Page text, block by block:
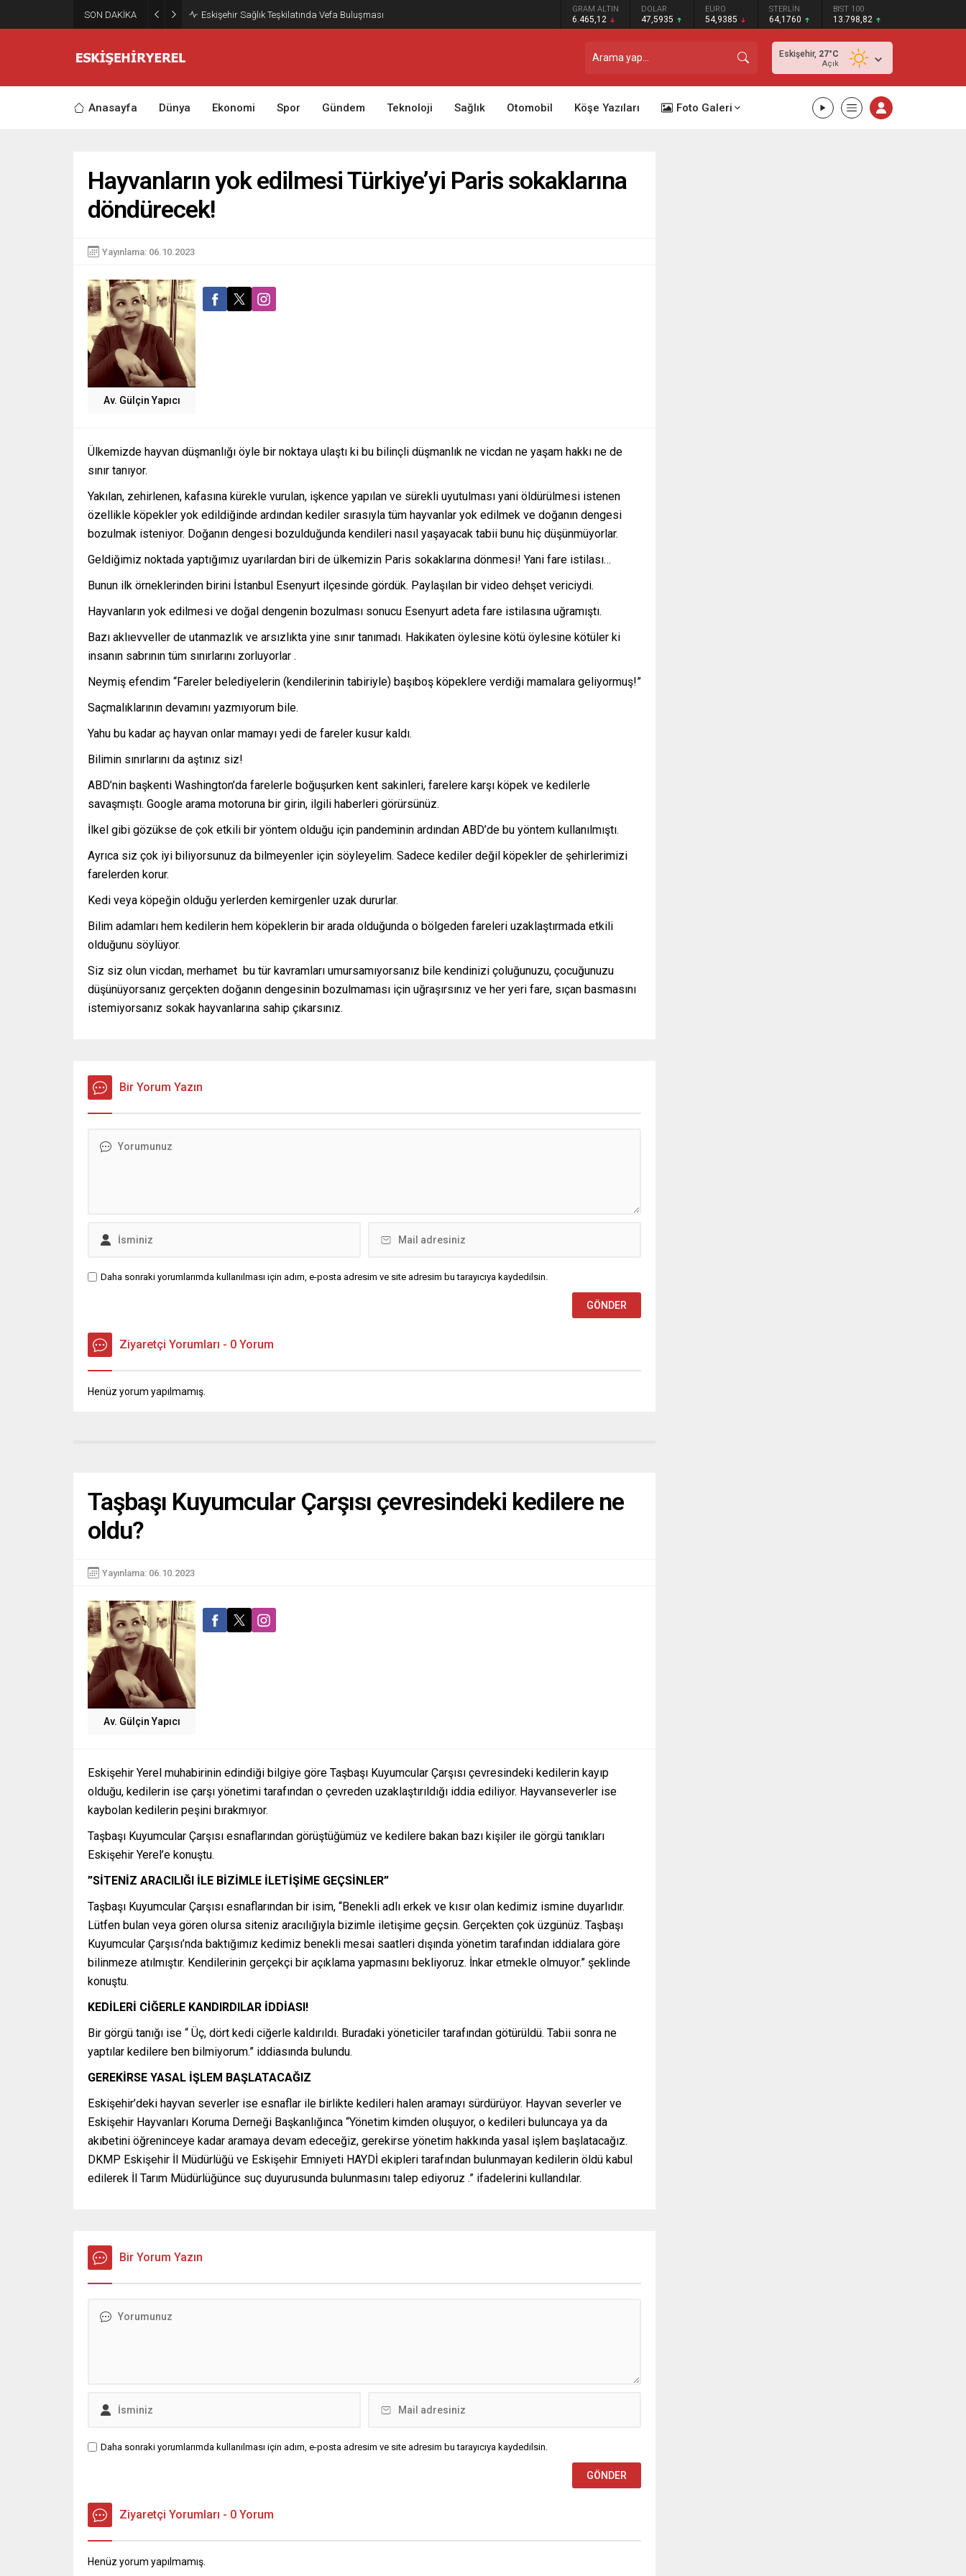
SON DAKİKA Eskişehir Sağlık Teşkilatında Vefa Buluşması GRAM ALTIN
6.465,12
DOLAR
47,5935
EURO
54,9385
STERLİN
64,1760
BIST 100
13.798,82
Eskişehir, 27°C
Açık
Anasayfa Dünya Ekonomi Spor Gündem Teknoloji Sağlık Otomobil Köşe Yazıları Foto Galeri
Hayvanların yok edilmesi Türkiye’yi Paris sokaklarına
döndürecek!
Yayınlama: 06.10.2023
Av. Gülçin Yapıcı
Ülkemizde hayvan düşmanlığı öyle bir noktaya ulaştı ki bu bilinçli düşmanlık ne vicdan ne yaşam hakkı ne de
sınır tanıyor.
Yakılan, zehirlenen, kafasına kürekle vurulan, işkence yapılan ve sürekli uyutulması yani öldürülmesi istenen
özellikle köpekler yok edildiğinde ardından kediler sırasıyla tüm hayvanlar yok edilmek ve doğanın dengesi
bozulmak isteniyor. Doğanın dengesi bozulduğunda kendileri nasıl yaşayacak tabii bunu hiç düşünmüyorlar.
Geldiğimiz noktada yaptığımız uyarılardan biri de ülkemizin Paris sokaklarına dönmesi! Yani fare istilası…
Bunun ilk örneklerinden birini İstanbul Esenyurt ilçesinde gördük. Paylaşılan bir video dehşet vericiydi.
Hayvanların yok edilmesi ve doğal dengenin bozulması sonucu Esenyurt adeta fare istilasına uğramıştı.
Bazı aklıevveller de utanmazlık ve arsızlıkta yine sınır tanımadı. Hakikaten öylesine kötü öylesine kötüler ki
insanın sabrının tüm sınırlarını zorluyorlar .
Neymiş efendim “Fareler belediyelerin (kendilerinin tabiriyle) başıboş köpeklere verdiği mamalara geliyormuş!”
Saçmalıklarının devamını yazmıyorum bile.
Yahu bu kadar aç hayvan onlar mamayı yedi de fareler kusur kaldı.
Bilimin sınırlarını da aştınız siz!
ABD’nin başkenti Washington’da farelerle boğuşurken kent sakinleri, farelere karşı köpek ve kedilerle
savaşmıştı. Google arama motoruna bir girin, ilgili haberleri görürsünüz.
İlkel gibi gözükse de çok etkili bir yöntem olduğu için pandeminin ardından ABD’de bu yöntem kullanılmıştı.
Ayrıca siz çok iyi biliyorsunuz da bilmeyenler için söyleyelim. Sadece kediler değil köpekler de şehirlerimizi
farelerden korur.
Kedi veya köpeğin olduğu yerlerden kemirgenler uzak dururlar.
Bilim adamları hem kedilerin hem köpeklerin bir arada olduğunda o bölgeden fareleri uzaklaştırmada etkili
olduğunu söylüyor.
Siz siz olun vicdan, merhamet bu tür kavramları umursamıyorsanız bile kendinizi çoluğunuzu, çocuğunuzu
düşünüyorsanız gerçekten doğanın dengesinin bozulmaması için uğraşırsınız ve her yeri fare, sıçan basmasını
istemiyorsanız sokak hayvanlarına sahip çıkarsınız.
Bir Yorum Yazın
Daha sonraki yorumlarımda kullanılması için adım, e-posta adresim ve site adresim bu tarayıcıya kaydedilsin.
Ziyaretçi Yorumları - 0 Yorum
Henüz yorum yapılmamış.
Taşbaşı Kuyumcular Çarşısı çevresindeki kedilere ne
oldu?
Yayınlama: 06.10.2023
Av. Gülçin Yapıcı
Eskişehir Yerel muhabirinin edindiği bilgiye göre Taşbaşı Kuyumcular Çarşısı çevresindeki kedilerin kayıp
olduğu, kedilerin ise çarşı yönetimi tarafından o çevreden uzaklaştırıldığı iddia ediliyor. Hayvanseverler ise
kaybolan kedilerin peşini bırakmıyor.
Taşbaşı Kuyumcular Çarşısı esnaflarından görüştüğümüz ve kedilere bakan bazı kişiler ile görgü tanıkları
Eskişehir Yerel’e konuştu.
”SİTENİZ ARACILIĞI İLE BİZİMLE İLETİŞİME GEÇSİNLER”
Taşbaşı Kuyumcular Çarşısı esnaflarından bir isim, “Benekli adlı erkek ve kısır olan kedimiz ismine duyarlıdır.
Lütfen bulan veya gören olursa siteniz aracılığıyla bizimle iletişime geçsin. Gerçekten çok üzgünüz. Taşbaşı
Kuyumcular Çarşısı’nda baktığımız kedimiz benekli mesai saatleri dışında yönetim tarafından iddialara göre
bilinmeze atılmıştır. Kendilerinin gerçekçi bir açıklama yapmasını bekliyoruz. İnkar etmekle olmuyor.” şeklinde
konuştu.
KEDİLERİ CİĞERLE KANDIRDILAR İDDİASI!
Bir görgü tanığı ise “ Üç, dört kedi ciğerle kaldırıldı. Buradaki yöneticiler tarafından götürüldü. Tabii sonra ne
yaptılar kedilere ben bilmiyorum.” iddiasında bulundu.
GEREKİRSE YASAL İŞLEM BAŞLATACAĞIZ
Eskişehir’deki hayvan severler ise esnaflar ile birlikte kedileri halen aramayı sürdürüyor. Hayvan severler ve
Eskişehir Hayvanları Koruma Derneği Başkanlığınca “Yönetim kimden oluşuyor, o kedileri buluncaya ya da
akıbetini öğreninceye kadar aramaya devam edeceğiz, gerekirse yönetim hakkında yasal işlem başlatacağız.
DKMP Eskişehir İl Müdürlüğü ve Eskişehir Emniyeti HAYDİ ekipleri tarafından bulunmayan kedilerin öldü kabul
edilerek İl Tarım Müdürlüğünce suç duyurusunda bulunmasını talep ediyoruz .” ifadelerini kullandılar.
Bir Yorum Yazın
Daha sonraki yorumlarımda kullanılması için adım, e-posta adresim ve site adresim bu tarayıcıya kaydedilsin.
Ziyaretçi Yorumları - 0 Yorum
Henüz yorum yapılmamış.